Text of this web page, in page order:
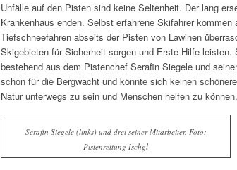
Unfälle auf den Pisten sind keine Seltenheit. Der lang
Krankenhaus enden. Selbst erfahrene Skifahrer
Tiefschneefahren abseits der Pisten von Lawinen
Skigebieten für Sicherheit sorgen und Erste Hilfe
bestehend aus dem Pistenchef Serafin Siegele und
schon für die Bergwacht und könnte sich keinen
Natur unterwegs zu sein und Menschen helfen zu können.
Serafin Siegele (links) und drei seiner Mitarbeiter. Foto:
Pistenrettung Ischgl